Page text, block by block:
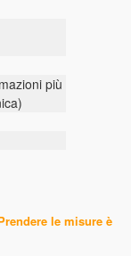
più
le misure è